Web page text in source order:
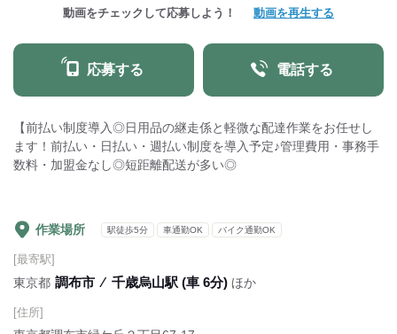
動画をチェックして応募しよう！ 動画を再生する
応募する 電話する
【前払い制度導入◎日用品の継走係と軽微な配達作業をお任せし
ます！前払い・日払い・週払い制度を導入予定♪管理費用・事務手
数料・加盟金なし◎短距離配送が多い◎
作業場所 駅徒歩5分 車通勤OK バイク通勤OK
[最寄駅]
東京都 調布市 ⁄ 千歳烏山駅 (車 6分) ほか
[住所]